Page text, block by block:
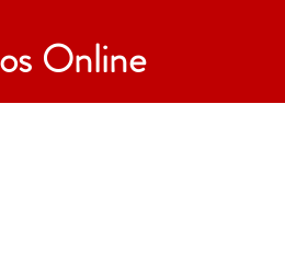
Online